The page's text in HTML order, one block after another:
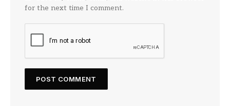
for the next time I comment.